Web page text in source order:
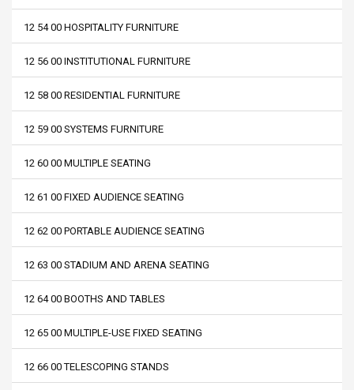
12 54 00 HOSPITALITY FURNITURE
12 56 00 INSTITUTIONAL FURNITURE
12 58 00 RESIDENTIAL FURNITURE
12 59 00 SYSTEMS FURNITURE
12 60 00 MULTIPLE SEATING
12 61 00 FIXED AUDIENCE SEATING
12 62 00 PORTABLE AUDIENCE SEATING
12 63 00 STADIUM AND ARENA SEATING
12 64 00 BOOTHS AND TABLES
12 65 00 MULTIPLE-USE FIXED SEATING
12 66 00 TELESCOPING STANDS